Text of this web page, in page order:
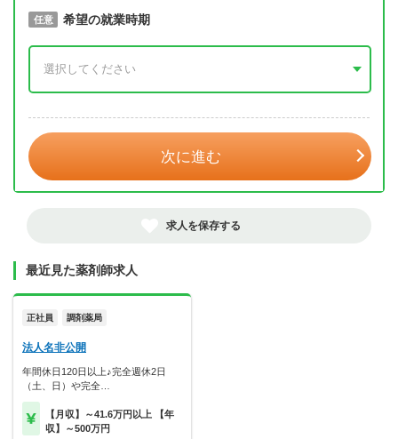
必須 取得予定年
任意 希望の就業時期
次に進む
求人を保存する
最近見た薬剤師求人
正社員 調剤薬局
法人名非公開
年間休日120日以上♪完全週休2日
（土、日）や完全…
【月収】～41.6万円以上 【年
収】～500万円